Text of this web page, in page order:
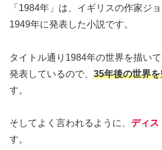
「1984年」は、イギリスの作家ジ
1949年に発表した小説です。
タイトル通り1984年の世界を描い
発表しているので、 35年後の世界
す。
そしてよく言われるように、 ディス
す。